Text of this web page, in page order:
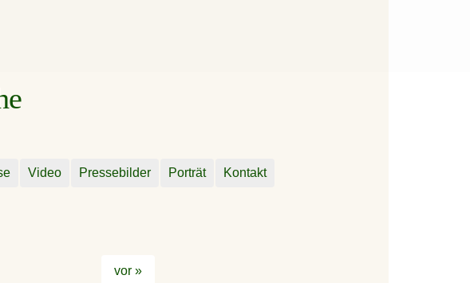
Video Pressebilder Porträt Kontakt
vor »